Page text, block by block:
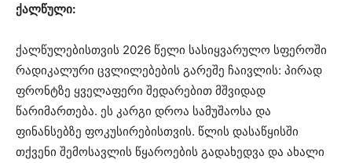
ქალწული:
ქალწულებისთვის 2026 წელი სასიყვარულო სფეროში
რადიკალური ცვლილებების გარეშე ჩაივლის: პირად
ფრონტზე ყველაფერი შედარებით მშვიდად
წარიმართება. ეს კარგი დროა სამუშაოსა და
ფინანსებზე ფოკუსირებისთვის. წლის დასაწყისში
თქვენი შემოსავლის წყაროების გადახედვა და ახალი